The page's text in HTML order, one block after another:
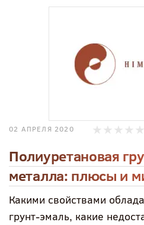
02 АПРЕЛЯ 2020
Полиуретановая
металла: плюсы и
Какими свойствами
грунт-эмаль, какие